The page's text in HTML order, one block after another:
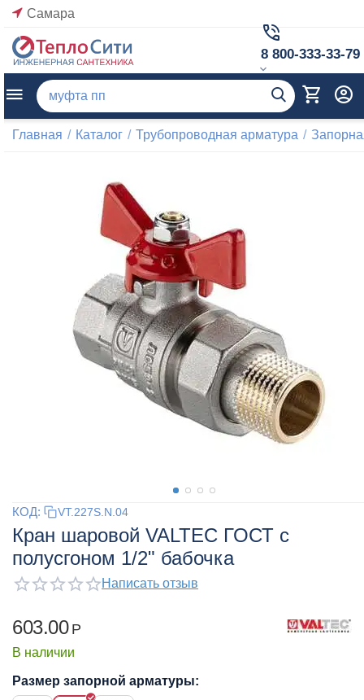
Самара
8 800-333-33-79
Главная / Каталог / Трубопроводная арматура /
КОД: VT.227S.N.04
Кран шаровой VALTEC ГОСТ с
полусгоном 1/2" бабочка
Написать отзыв
603.00 Р
В наличии
Размер запорной арматуры: